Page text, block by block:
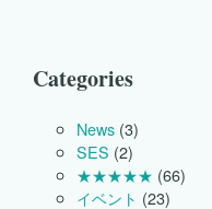
Categories
News (3)
SES (2)
★★★★★ (66)
イベント (23)